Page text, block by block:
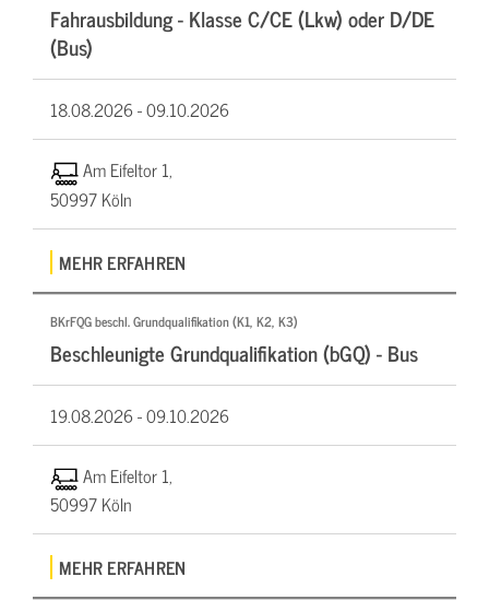
Fahrausbildung - Klasse C/CE (Lkw) oder D/DE
(Bus)
18.08.2026 -09.10.2026
Am Eifeltor 1,
50997 Köln
MEHR ERFAHREN
BKrFQG beschl. Grundqualifikation (K1, K2, K3)
Beschleunigte Grundqualifikation (bGQ) - Bus
19.08.2026 -09.10.2026
Am Eifeltor 1,
50997 Köln
MEHR ERFAHREN